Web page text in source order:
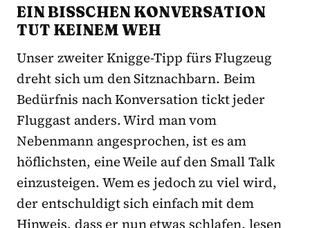
EIN BISSCHEN KONVERSATION
TUT KEINEM WEH
Unser zweiter Knigge-Tipp fürs Flugzeug
dreht sich um den Sitznachbarn. Beim
Bedürfnis nach Konversation tickt jeder
Fluggast anders. Wird man vom
Nebenmann angesprochen, ist es am
höflichsten, eine Weile auf den Small Talk
einzusteigen. Wem es jedoch zu viel wird,
der entschuldigt sich einfach mit dem
Hinweis, dass er nun etwas schlafen, lesen